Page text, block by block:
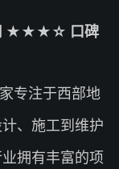
司 ★★★☆ 口碑
专注于西部地
、施工到维护
拥有丰富的项